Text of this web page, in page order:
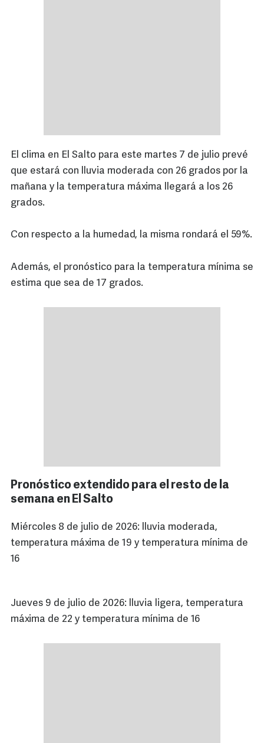
El clima en El Salto para este martes 7 de julio prevé
que estará con lluvia moderada con 26 grados por la
mañana y la temperatura máxima llegará a los 26
grados.
Con respecto a la humedad, la misma rondará el 59%.
Además, el pronóstico para la temperatura mínima se
estima que sea de 17 grados.
Pronóstico extendido para el resto de la
semana en El Salto
Miércoles 8 de julio de 2026: lluvia moderada,
temperatura máxima de 19 y temperatura mínima de
16
Jueves 9 de julio de 2026: lluvia ligera, temperatura
máxima de 22 y temperatura mínima de 16